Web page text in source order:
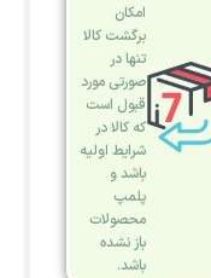
امکان
برگشت کالا
تنها در
صورتی مورد
قبول است
که کالا در
شرایط اولیه
باشد و
پلمپ
محصولات
باز نشده
باشد.